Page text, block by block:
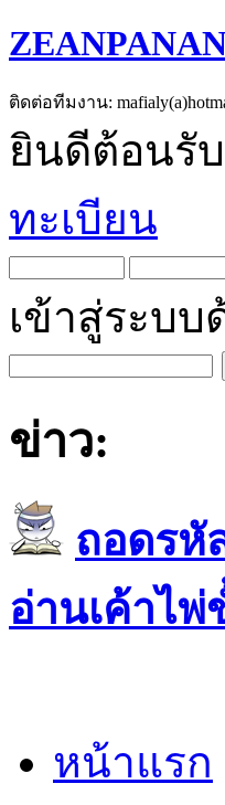
ติดต่อทีมงาน:
ยินดีต้อนรั
ทะเบียน
เข้าสู่ระบ
ข่าว:
ถอดรหั
อ่านเค้าไพ่
หน้าแรก